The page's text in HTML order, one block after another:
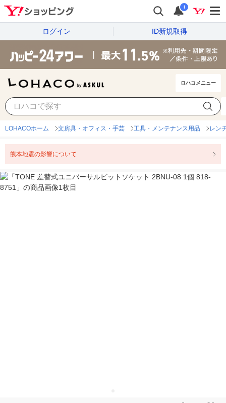
i
ログイン ID新規取得
ロハコメニュー
LOHACOホーム 文房具・オフィス・手芸 工具・メンテナンス用品 レン
熊本地震の影響について